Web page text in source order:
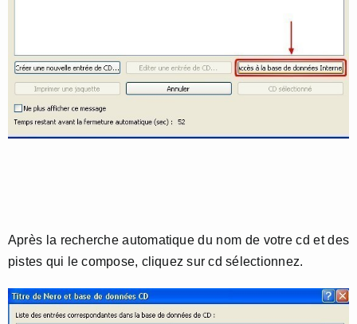
Après la recherche automatique du nom de votre cd et des
pistes qui le compose, cliquez sur cd sélectionnez.